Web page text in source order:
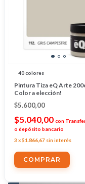
40 colores
Pintura Tiza eQ Arte
Color a elección!
$5.600,00
$5.040,00 con
o depósito bancario
3 x$1.866,67 sin interés
COMPRAR